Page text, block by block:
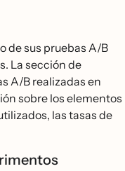
de sus pruebas A/B
La sección de
A/B realizadas en
sobre los elementos
las tasas de